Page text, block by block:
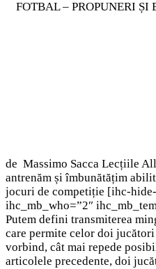
FOTBAL – PROPUNERI ȘI
de Massimo Sacca Lecțiile
antrenăm și îmbunătățim
jocuri de competiție [ihc-
ihc_mb_who=”2″
Putem defini transmiterea
care permite celor doi
vorbind, cât mai repede
articolele precedente, doi